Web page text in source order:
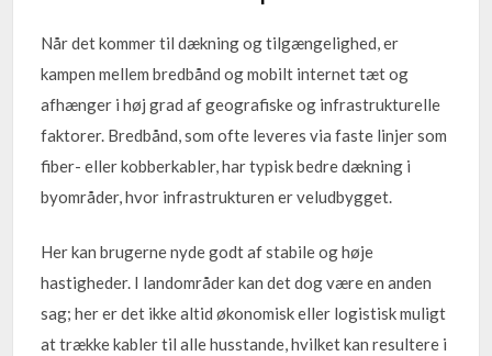
Når det kommer til dækning og tilgængelighed, er
kampen mellem bredbånd og mobilt internet tæt og
afhænger i høj grad af geografiske og infrastrukturelle
faktorer. Bredbånd, som ofte leveres via faste linjer som
fiber- eller kobberkabler, har typisk bedre dækning i
byområder, hvor infrastrukturen er veludbygget.
Her kan brugerne nyde godt af stabile og høje
hastigheder. I landområder kan det dog være en anden
sag; her er det ikke altid økonomisk eller logistisk muligt
at trække kabler til alle husstande, hvilket kan resultere i